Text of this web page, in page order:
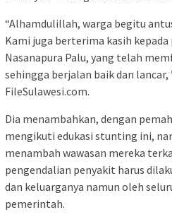
“Alhamdulillah, warga begitu
Kami juga berterima kasih kepada
Nasanapura Palu, yang telah
sehingga berjalan baik dan lancar,
FileSulawesi.com.
Dia menambahkan, dengan
mengikuti edukasi stunting ini,
menambah wawasan mereka
pengendalian penyakit harus
dan keluarganya namun oleh
pemerintah.